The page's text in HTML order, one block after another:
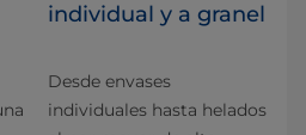
individual y a granel
Desde envases
individuales hasta helados